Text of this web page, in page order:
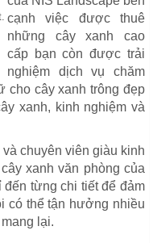
cạnh việc được thuê
những cây xanh cao
cấp bạn còn được trải
nghiệm dịch vụ chăm
cho cây xanh trông đẹp
xanh, kinh nghiệm và
chuyên viên giàu kinh
xanh văn phòng của
đến từng chi tiết để đảm
có thể tận hưởng nhiều
lại.